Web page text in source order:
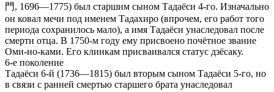
門, 1696—1775) был старшим сыном Тадаёси 4-го. Изначально
он ковал мечи под именем Тадахиро (впрочем, его работ того
периода сохранилось мало), а имя Тадаёси унаследовал после
смерти отца. В 1750-м году ему присвоено почётное звание
Оми-но-ками. Его клинкам присваивался статус дзёсаку.
6-е поколение
Тадаёси 6-й (1736—1815) был вторым сыном Тадаёси 5-го, но
в связи с ранней смертью старшего брата унаследовал